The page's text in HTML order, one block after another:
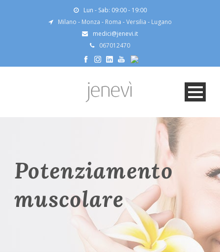
Lun - Sab: 09:00 - 19:00
Milano - Monza - Roma -Versilia - Lugano
medici@jenevi.it
067012470
Potenziamento
muscolare